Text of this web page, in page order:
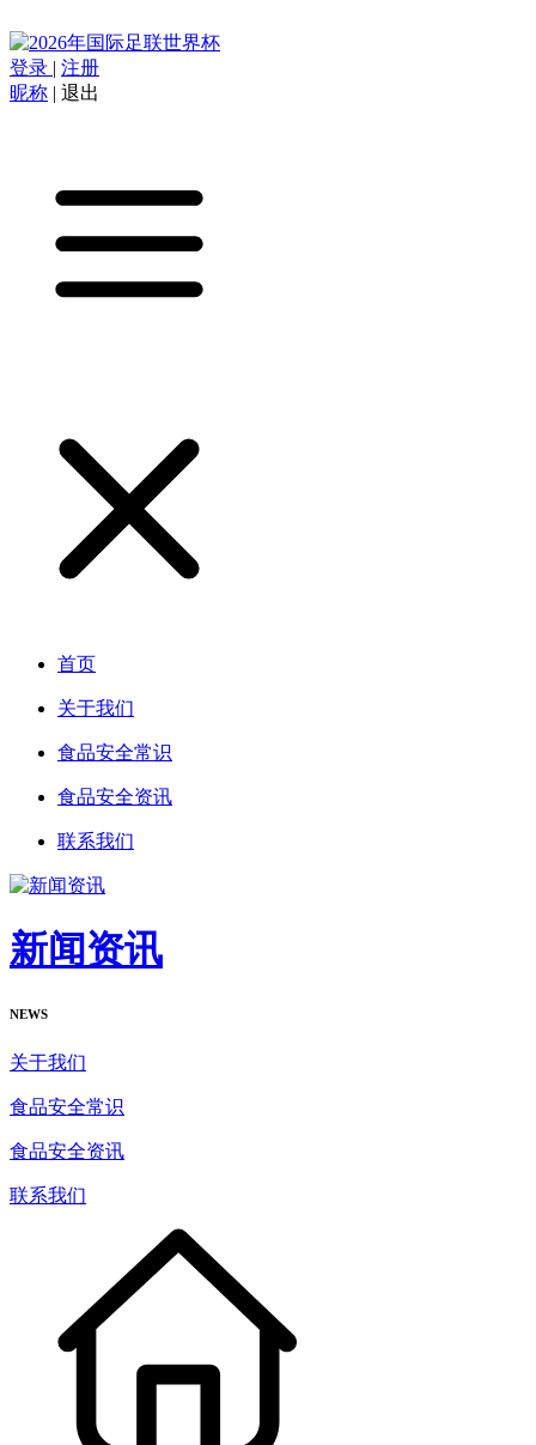
登录 | 注册
昵称 | 退出
首页
关于我们
食品安全常识
食品安全资讯
联系我们
新闻资讯
NEWS
关于我们
食品安全常识
食品安全资讯
联系我们